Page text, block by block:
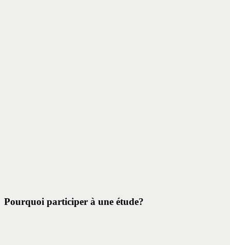
Pourquoi participer à une étude?